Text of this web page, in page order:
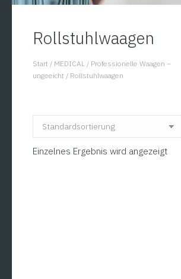
Rollstuhlwaagen
You are here:
Start / MEDICAL / Professionelle Waagen –
ungeeicht / Rollstuhlwaagen
Einzelnes Ergebnis wird angezeigt